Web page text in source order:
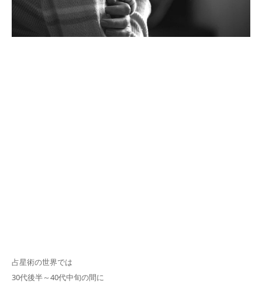
占星術の世界では
30代後半～40代中旬の間に